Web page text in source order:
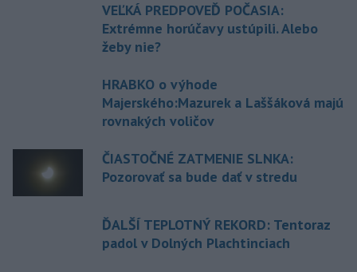
VEĽKÁ PREDPOVEĎ POČASIA:
Extrémne horúčavy ustúpili. Alebo
žeby nie?
HRABKO o výhode
Majerského:Mazurek a Laššáková majú
rovnakých voličov
ČIASTOČNÉ ZATMENIE SLNKA:
Pozorovať sa bude dať v stredu
ĎALŠÍ TEPLOTNÝ REKORD: Tentoraz
padol v Dolných Plachtinciach